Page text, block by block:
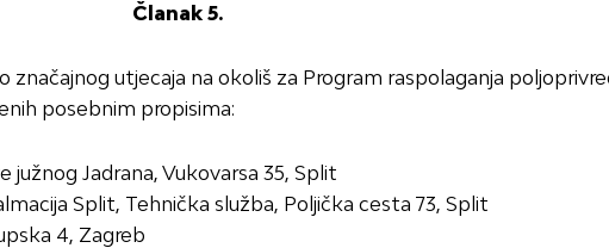
Članak 5.
utjecaja na okoliš za Program raspolaganja
posebnim propisima:
južnog Jadrana, Vukovarsa 35, Split
Split, Tehnička služba, Poljička cesta 73, Split
4, Zagreb